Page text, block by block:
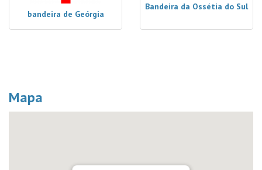
bandeira de Geórgia
Bandeira da Ossétia do Sul
Mapa